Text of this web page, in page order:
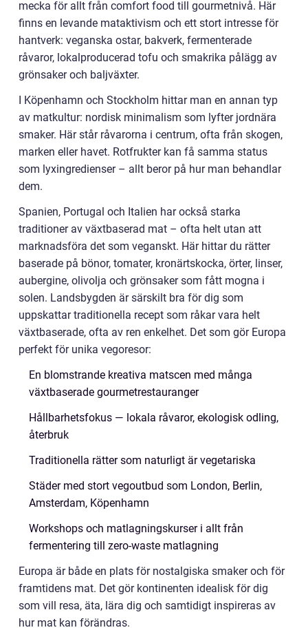
mecka för allt från comfort food till gourmetnivå. Här
finns en levande mataktivism och ett stort intresse för
hantverk: veganska ostar, bakverk, fermenterade
råvaror, lokalproducerad tofu och smakrika pålägg av
grönsaker och baljväxter.
I Köpenhamn och Stockholm hittar man en annan typ
av matkultur: nordisk minimalism som lyfter jordnära
smaker. Här står råvarorna i centrum, ofta från skogen,
marken eller havet. Rotfrukter kan få samma status
som lyxingredienser – allt beror på hur man behandlar
dem.
Spanien, Portugal och Italien har också starka
traditioner av växtbaserad mat – ofta helt utan att
marknadsföra det som veganskt. Här hittar du rätter
baserade på bönor, tomater, kronärtskocka, örter, linser,
aubergine, olivolja och grönsaker som fått mogna i
solen. Landsbygden är särskilt bra för dig som
uppskattar tradition­ella recept som råkar vara helt
växtbaserade, ofta av ren enkelhet. Det som gör Europa
perfekt för unika vegoresor:
En blomstrande kreativa matscen med många
växtbaserade gourmetrestauranger
Hållbarhetsfokus — lokala råvaror, ekologisk odling,
återbruk
Traditionella rätter som naturligt är vegetariska
Städer med stort vegoutbud som London, Berlin,
Amsterdam, Köpenhamn
Workshops och matlagningskurser i allt från
fermentering till zero-waste matlagning
Europa är både en plats för nostalgiska smaker och för
framtidens mat. Det gör kontinenten idealisk för dig
som vill resa, äta, lära dig och samtidigt inspireras av
hur mat kan förändras.